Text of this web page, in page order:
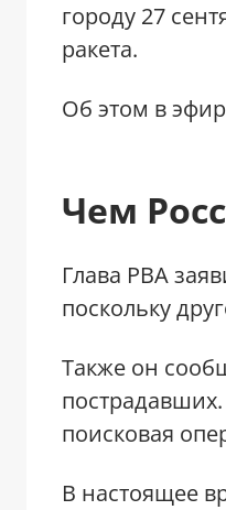
городу 27
ракета.
Об этом в
Чем
Глава РВА
поскольку
Также он
поисковая
В настоящее